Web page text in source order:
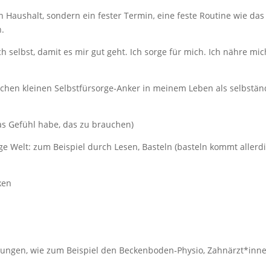
sondern ein fester Termin, eine feste Routine wie das
selbst, damit es mir gut geht. Ich sorge für mich. Ich nähre
kleinen Selbstfürsorge-Anker in meinem Leben als
Gefühl habe, das zu brauchen)
Welt: zum Beispiel durch Lesen, Basteln (basteln kommt
wie zum Beispiel den Beckenboden-Physio,